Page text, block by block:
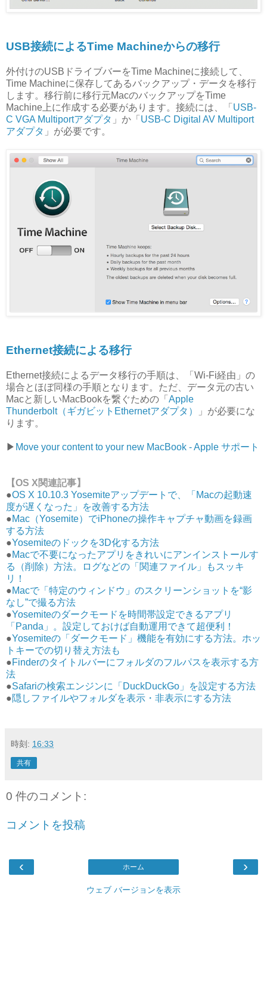
USB接続によるTime Machineからの移行
外付けのUSBドライブバーをTime Machineに接続して、
Time Machineに保存してあるバックアップ・データを移行
します。移行前に移行元MacのバックアップをTime
Machine上に作成する必要があります。接続には、「 USB-
C VGA Multiportアダプタ 」か「 USB-C Digital AV Multiport
アダプタ 」が必要です。
Ethernet接続による移行
Ethernet接続によるデータ移行の手順は、「Wi-Fi経由」の
場合とほぼ同様の手順となります。ただ、データ元の古い
Macと新しいMacBookを繋ぐための「 Apple
Thunderbolt（ギガビットEthernetアダプタ）
」が必要にな
ります。
▶︎ Move your content to your new MacBook - Apple サポート
【OS X関連記事】
●OS X 10.10.3 Yosemiteアップデートで、「Macの起動速
度が遅くなった」を改善する方法
●Mac（Yosemite）でiPhoneの操作キャプチャ動画を録画
する方法
●Yosemiteのドックを3D化する方法
●Macで不要になったアプリをきれいにアンインストールす
る（削除）方法。ログなどの「関連ファイル」もスッキ
リ！
●Macで「特定のウィンドウ」のスクリーンショットを“影
なし”で撮る方法
●Yosemiteのダークモードを時間帯設定できるアプリ
「Panda」。設定しておけば自動運用できて超便利！
●Yosemiteの「ダークモード」機能を有効にする方法。ホッ
トキーでの切り替え方法も
●Finderのタイトルバーにフォルダのフルパスを表示する方
法
●Safariの検索エンジンに「DuckDuckGo」を設定する方法
●隠しファイルやフォルダを表示・非表示にする方法
時刻: 16:33
共有
0 件のコメント:
コメントを投稿
‹ ›
ホーム
ウェブ バージョンを表示